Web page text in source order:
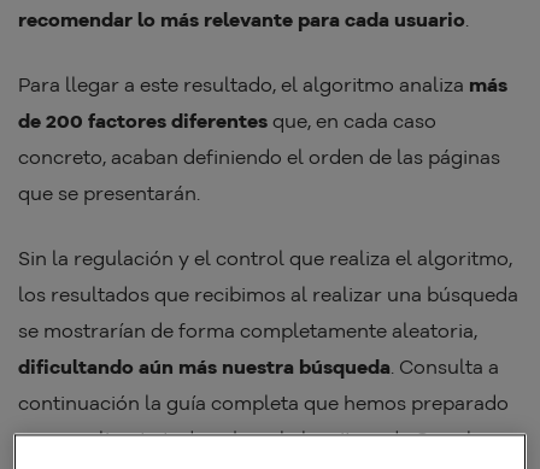
recomendar lo más relevante para cada usuario.
Para llegar a este resultado, el algoritmo analiza más
de 200 factores diferentes que, en cada caso
concreto, acaban definiendo el orden de las páginas
que se presentarán.
Sin la regulación y el control que realiza el algoritmo,
los resultados que recibimos al realizar una búsqueda
se mostrarían de forma completamente aleatoria,
dificultando aún más nuestra búsqueda. Consulta a
continuación la guía completa que hemos preparado
para explicarte todo sobre el algoritmo de Google y